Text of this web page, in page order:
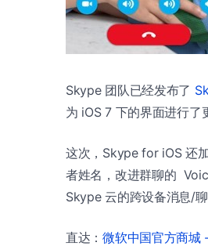
Skype 团队已经发布了
为 iOS 7 下的界面进行了
这次，Skype for iOS 还
者姓名，改进群聊的
Skype 云的跨设备消息/
直达：微软中国官方商城